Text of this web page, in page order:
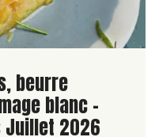
beurre
blanc -
Juillet 2026